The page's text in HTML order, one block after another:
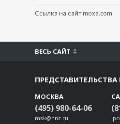
Ссылка на сайт moxa.com
ВЕСЬ САЙТ
МОСКВА
(495) 980-64-06
msk@nnz.ru